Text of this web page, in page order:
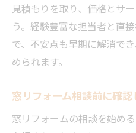
見積もりを取り、価格とサ
う。経験豊富な担当者と直
で、不安点も早期に解消で
められます。
窓リフォーム相談前に確
窓リフォームの相談を始め